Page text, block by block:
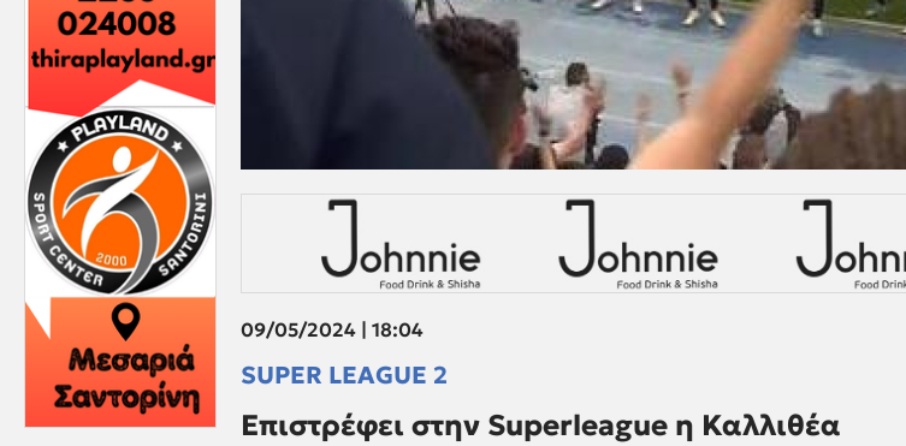
09/05/2024 | 18:04
SUPER LEAGUE 2
Επιστρέφει στην Superleague η Καλλιθέα